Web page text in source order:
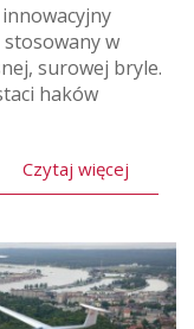
innowacyjny
w
surowej bryle.
haków
Czytaj więcej